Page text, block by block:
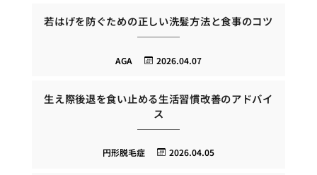
若はげを防ぐための正しい洗髪方法と食事のコツ
2026.04.07
AGA
生え際後退を食い止める生活習慣改善のアドバイ
ス
2026.04.05
円形脱毛症